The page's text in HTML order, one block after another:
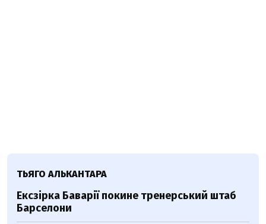
ТЬЯГО АЛЬКАНТАРА
Ексзірка Баварії покине тренерський штаб
Барселони